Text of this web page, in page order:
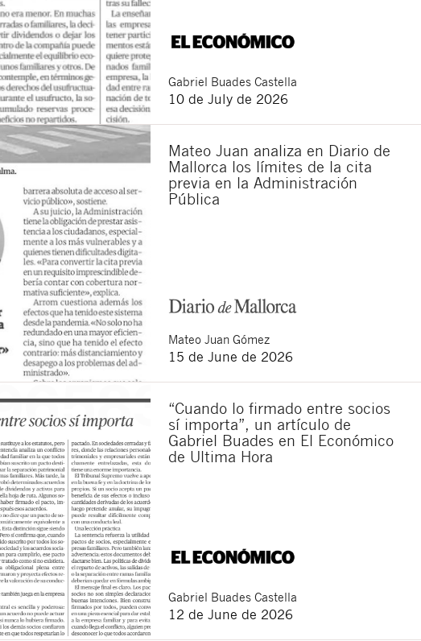
Gabriel Buades Castella
10 de July de 2026
Mateo Juan analiza en Diario de
Mallorca los límites de la cita
previa en la Administración
Pública
Mateo Juan Gómez
15 de June de 2026
“Cuando lo firmado entre socios
sí importa”, un artículo de
Gabriel Buades en El Económico
de Ultima Hora
Gabriel Buades Castella
12 de June de 2026
Close